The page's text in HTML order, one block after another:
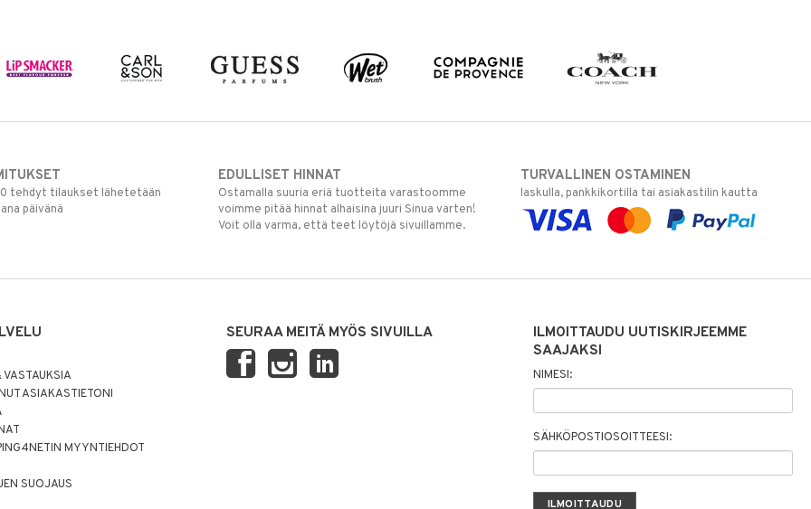
tehdyt tilaukset lähetetään
päivänä
EDULLISET HINNAT
Ostamalla suuria eriä tuotteita varastoomme
voimme pitää hinnat alhaisina juuri Sinua varten!
Voit olla varma, että teet löytöjä sivuillamme.
TURVALLINEN OSTAMINEN
laskulla, pankkikortilla tai asiakastilin kautta
ASIAKASTIETONI
MYYNTIEHDOT
SUOJAUS
SEURAA MEITÄ MYÖS SIVUILLA
ILMOITTAUDU UUTISKIRJEEMME
SAAJAKSI
NIMESI:
SÄHKÖPOSTIOSOITTEESI: